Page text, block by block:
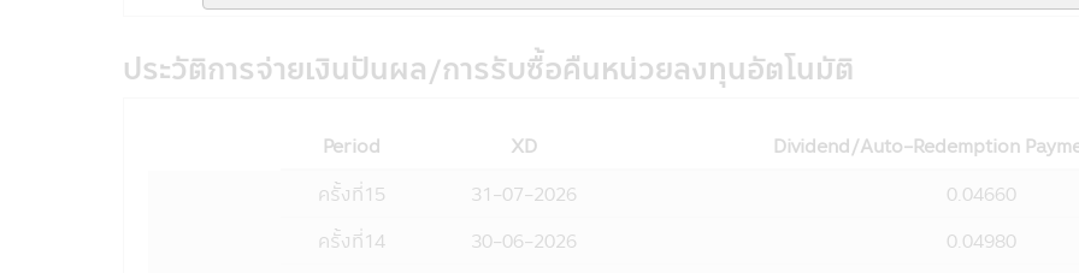
9. กองทุนรวมเป็นนิติบุคคลแยกต่างหากจากบริษัทจัดการ ดังนั้นบริษัทจัดการจึงไม่มีภาระผูกพันในการชด
การดำเนินงานของกองทุนรวม ไม่ได้ขึ้นอยู่กับสถานะทางการเงินหรือผลการดำเนินงานของบริษัทจัดการ
และข้อบังคับต่างๆ ที่กำหนดไว้ตามพระราชบัญญัติหลักทรัพย์ และตลาดหลักทรัพย์ พ.ศ. 2535 (ที่แก้ไขเพิ่มเ
11. ข้อมูลในแอปพลิเคชันผ่านโทรศัพท์มือถือนี้เป็นข้อมูลทั่วไป ไม่ใช่คำแนะนำหรือความเห็น และไม่ถือเป็น
ให้ถือเป็นคำเสนอ หรือการเชิญชวนให้บุคคลใดทำการซื้อ หรือขายผลิตภัณฑ์ด้านการลงทุนประเภทต่าง ๆ ค
12. การที่สำนักงานคณะกรรมการ ก.ล.ต. ได้อนุมัติให้จัดตั้งและจัดการโครงการของกองทุนรวมที่ปรากฏ
ประวัติการจ่ายเงินปันผล/การรับซื้อคืนหน่วยลงทุนอัตโนมัติ
Period XD
Dividend/Auto-Redemption
ครั้งที่15 31-07-2026
0.04660
ครั้งที่14 30-06-2026
0.04980